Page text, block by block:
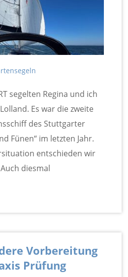
segelten Regina und ich
Es war die zweite
des Stuttgarter
Fünen“ im letzten Jahr.
entschieden wir
diesmal
Vorbereitung
Prüfung